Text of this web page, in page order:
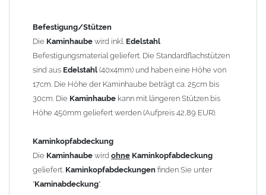
1,5mm hergestellt (Preis auf Anfrage = ca. 2-3-fache vom
1,5mm Standardpreis)
allgemeine Informationen:
Ab einer Kaminlängevon 1200mm werden 6
Kaminstützengeliefert.
Bei der Kombination mitWetterfahneundKaminbreite
angefertigt.
DieKaminhaubekann mitklappbaren Stützen
für 4 Stützen = 96,89 EUR, Länge ab 1200mm 6 Stützen =
145,39 EUR) geliefert werden.
Befestigung/Stützen
Die Kaminhaube wird inkl. Edelstahl
Befestigungsmaterial geliefert. Die Standardflachstützen
sind aus Edelstahl (40x4mm) und haben eine Höhe von
17cm. Die Höhe der Kaminhaube beträgt ca. 25cm bis
30cm. Die Kaminhaube kann mit längeren Stützen bis
Höhe 450mm geliefert werden (Aufpreis 42,89 EUR).
Kaminkopfabdeckung
Die Kaminhaube wird ohne Kaminkopfabdeckung
geliefert. Kaminkopfabdeckungen finden Sie unter
"Kaminabdeckung".